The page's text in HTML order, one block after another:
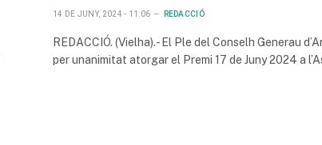
14 DE JUNY, 2024 - 11:06 REDACCIÓ
REDACCIÓ. (Vielha).- El Ple del Conselh Generau
per unanimitat atorgar el Premi 17 de Juny 2024 a